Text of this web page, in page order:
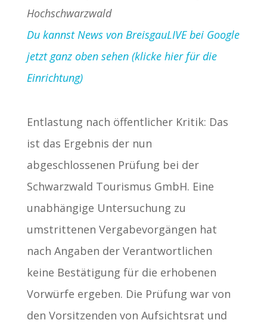
Hochschwarzwald
Du kannst News von BreisgauLIVE bei Google
jetzt ganz oben sehen (klicke hier für die
Einrichtung)
Entlastung nach öffentlicher Kritik: Das
ist das Ergebnis der nun
abgeschlossenen Prüfung bei der
Schwarzwald Tourismus GmbH. Eine
unabhängige Untersuchung zu
umstrittenen Vergabevorgängen hat
nach Angaben der Verantwortlichen
keine Bestätigung für die erhobenen
Vorwürfe ergeben. Die Prüfung war von
den Vorsitzenden von Aufsichtsrat und